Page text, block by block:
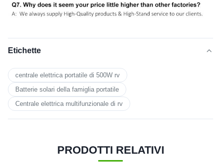
Etichette
centrale elettrica portatile di 500W rv
Batterie solari della famiglia portatile
Centrale elettrica multifunzionale di rv
PRODOTTI RELATIVI